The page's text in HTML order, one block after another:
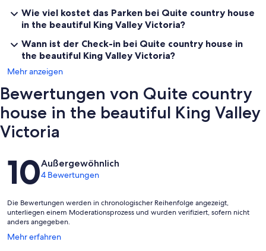
Wie viel kostet das Parken bei Quite country house
in the beautiful King Valley Victoria?
Wann ist der Check-in bei Quite country house in
the beautiful King Valley Victoria?
Mehr anzeigen
Bewertungen von Quite country
house in the beautiful King Valley
Victoria
Bewertungen
10Außergewöhnlich
4 Bewertungen
Die Bewertungen werden in chronologischer Reihenfolge angezeigt,
unterliegen einem Moderationsprozess und wurden verifiziert, sofern nicht
anders angegeben.
Mehr erfahren
Wird